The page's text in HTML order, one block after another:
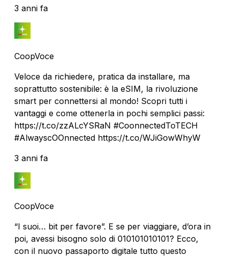
3 anni fa
CoopVoce
Veloce da richiedere, pratica da installare, ma
soprattutto sostenibile: è la eSIM, la rivoluzione
smart per connettersi al mondo! Scopri tutti i
vantaggi e come ottenerla in pochi semplici passi:
https://t.co/zzALcYSRaN #CoonnectedToTECH
#AlwayscOOnnected https://t.co/WJiGowWhyW
3 anni fa
CoopVoce
“I suoi… bit per favore”. E se per viaggiare, d’ora in
poi, avessi bisogno solo di 010101010101? Ecco,
con il nuovo passaporto digitale tutto questo